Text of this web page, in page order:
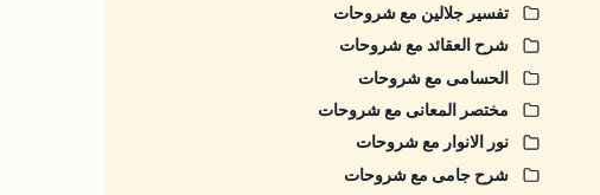
تفسیر جلالین مع شروحات
شرح العقائد مع شروحات
الحسامی مع شروحات
مختصر المعانی مع شروحات
نور الانوار مع شروحات
شرح جامی مع شروحات